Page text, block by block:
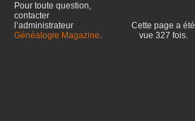
Pour toute question,
contacter
l’administrateur
Généalogie Magazine.
Cette page a été
vue 327 fois.